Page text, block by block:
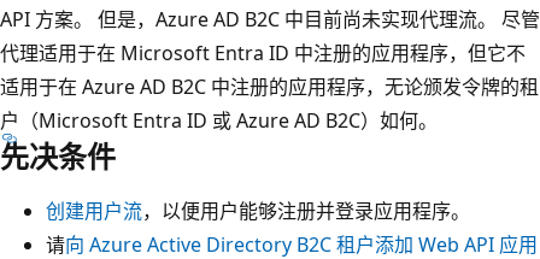
API 方案。 但是，Azure AD B2C 中目前尚未实现代理流。 尽管
代理适用于在 Microsoft Entra ID 中注册的应用程序，但它不
适用于在 Azure AD B2C 中注册的应用程序，无论颁发令牌的租
户（Microsoft Entra ID 或 Azure AD B2C）如何。
先决条件
创建用户流，以便用户能够注册并登录应用程序。
请向 Azure Active Directory B2C 租户添加 Web API 应用